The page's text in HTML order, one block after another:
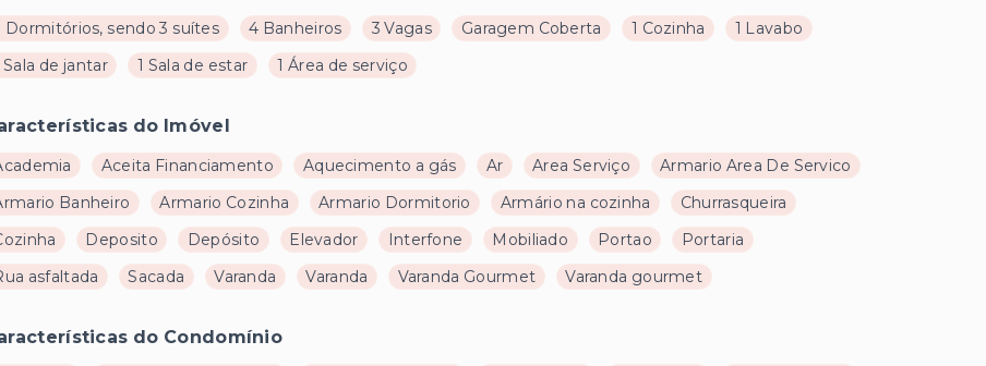
Dormitórios, sendo 3 suítes 4 Banheiros 3 Vagas Garagem Coberta 1 Cozinha
1 Lavabo
Sala de jantar
1 Sala de estar 1 Área de serviço
do Imóvel
Aceita Financiamento Aquecimento a gás Ar Area Serviço
Armario Area De Servico
Banheiro
Armario Cozinha Armario Dormitorio Armário na cozinha
Churrasqueira
Deposito Depósito Elevador Interfone Mobiliado Portao
Portaria
asfaltada
Sacada Varanda Varanda Varanda Gourmet Varanda gourmet
do Condomínio